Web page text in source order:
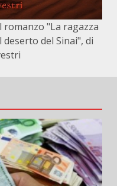
"La ragazza
del Sinai", di